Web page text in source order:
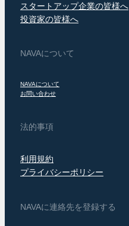
スタートアップ企業の皆様へ
投資家の皆様へ
NAVAについて
NAVAについて
お問い合わせ
法的事項
利用規約
プライバシーポリシー
NAVAに連絡先を登録する